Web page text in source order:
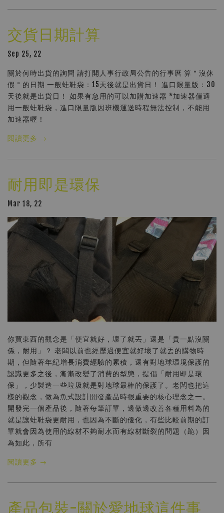
交貨日期計算
Sep 25, 22
關於何時出貨的詢問 請打開人事行政局公告的行事曆 算＂沒休
假＂的日期 一般蛙鞋袋：15天後就是出貨日！ 進口限量版：30
天後就是出貨日！ 如果有急用的可以加購加速器 *加速器僅適
用一般蛙鞋袋，進口限量版因班機運送時程無法控制，不能用
加速器喔！
閱讀更多 →
耐用即是環保
Mar 18, 22
你買東西的觀念是「便宜就好，壞了就丟」還是「貴一點沒關
係，耐用」？ 老闆以前也經歷過便宜就好壞了就丟的購物時
期，但隨著年紀增長消費經驗的累積，還有對地球環境保護的
認識更多之後，漸漸改變了消費的型態，提倡「耐用即是環
保」，少製造一些垃圾就是對地球最棒的保護了。老闆也把這
樣的觀念，做為魚式設計開發產品時很重要的核心理念之一。
開發完一個產品後，隨著每筆訂單，邊做邊改善各種用料為的
就是讓蛙鞋袋更耐用，也因為不斷的優化，有些比較前期的訂
單就會因為使用的線材不夠耐水而有線材斷裂的問題（跪）因
為如此，所有
閱讀更多 →
產品包裝-關於愛地球這件事